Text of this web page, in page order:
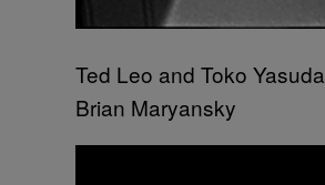
Ted Leo and Toko Yasuda
Brian Maryansky